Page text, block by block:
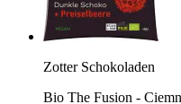
Zotter Schokoladen
Bio The Fusion -